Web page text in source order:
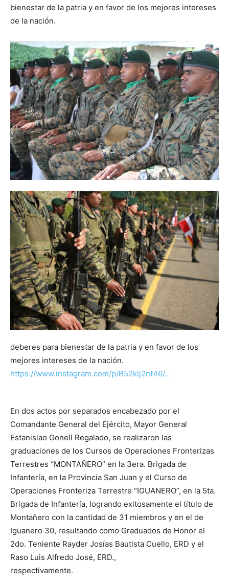
bienestar de la patria y en favor de los mejores intereses
de la nación.
deberes para bienestar de la patria y en favor de los
mejores intereses de la nación.
https://www.instagram.com/p/B52kIj2nt46/…
En dos actos por separados encabezado por el
Comandante General del Ejército, Mayor General
Estanislao Gonell Regalado, se realizaron las
graduaciones de los Cursos de Operaciones Fronterizas
Terrestres “MONTAÑERO” en la 3era. Brigada de
Infantería, en la Provincia San Juan y el Curso de
Operaciones Fronteriza Terrestre “IGUANERO”, en la 5ta.
Brigada de Infantería, logrando exitosamente el título de
Montañero con la cantidad de 31 miembros y en el de
Iguanero 30, resultando como Graduados de Honor el
2do. Teniente Rayder Josías Bautista Cuello, ERD y el
Raso Luis Alfredo José, ERD.,
respectivamente.